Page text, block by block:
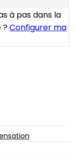
à pas dans la
?Configurer ma